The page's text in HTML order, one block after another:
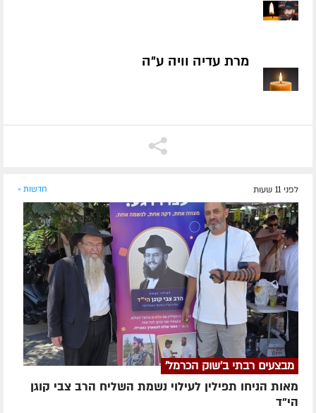
מרת עדיה וויה ע״ה
לפני 11 שעות חדשות »
מבצעים רבתי ב'שוק הכרמל'
מאות הניחו תפילין לעילוי נשמת השליח הרב צבי קוגן
הי”ד